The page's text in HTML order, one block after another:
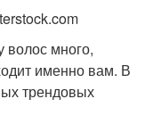
волос много,
именно вам. В
трендовых